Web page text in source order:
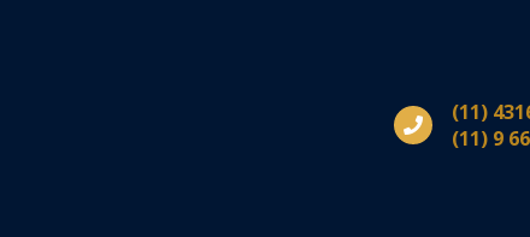
(11)
(11) 9